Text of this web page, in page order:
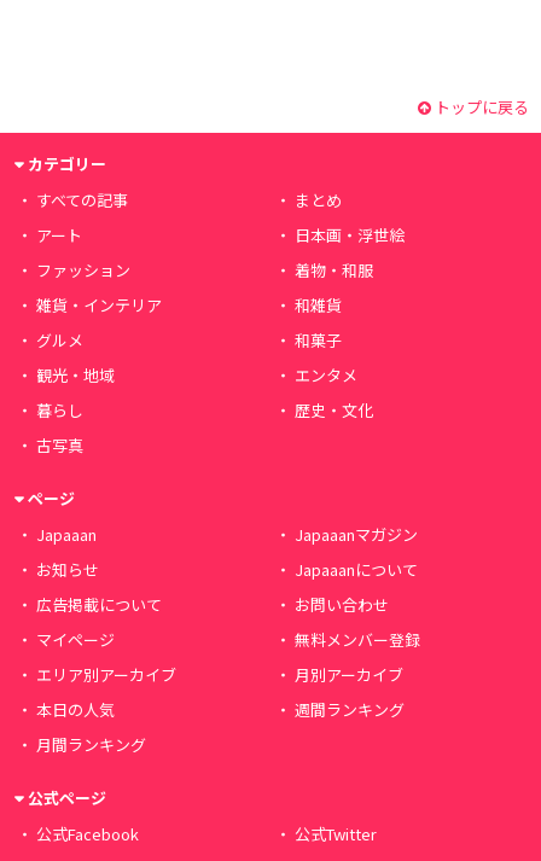
トップに戻る
カテゴリー
すべての記事
まとめ
アート
日本画・浮世絵
ファッション
着物・和服
雑貨・インテリア
和雑貨
グルメ
和菓子
観光・地域
エンタメ
暮らし
歴史・文化
古写真
ページ
Japaaan
Japaaanマガジン
お知らせ
Japaaanについて
広告掲載について
お問い合わせ
マイページ
無料メンバー登録
エリア別アーカイブ
月別アーカイブ
本日の人気
週間ランキング
月間ランキング
公式ページ
公式Facebook
公式Twitter